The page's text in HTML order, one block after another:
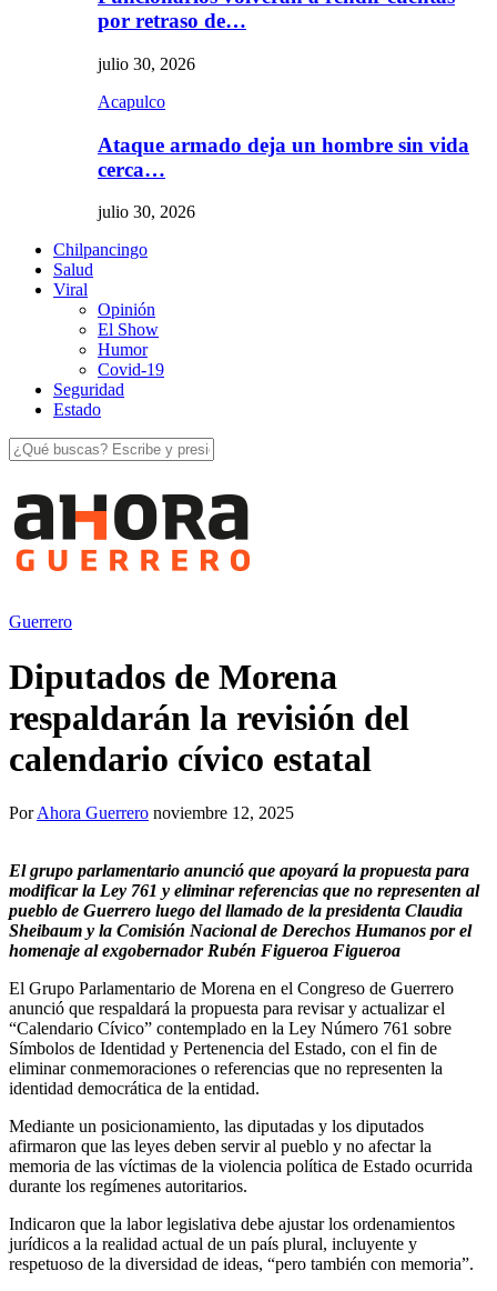
por retraso de…
julio 30, 2026
Acapulco
Ataque armado deja un hombre sin vida
cerca…
julio 30, 2026
Chilpancingo
Salud
Viral
Opinión
El Show
Humor
Covid-19
Seguridad
Estado
Guerrero
Diputados de Morena
respaldarán la revisión del
calendario cívico estatal
PorAhora Guerrero noviembre 12, 2025
El grupo parlamentario anunció que apoyará la propuesta para
modificar la Ley 761 y eliminar referencias que no representen al
pueblo de Guerrero luego del llamado de la presidenta Claudia
Sheibaum y la Comisión Nacional de Derechos Humanos por el
homenaje al exgobernador Rubén Figueroa Figueroa
El Grupo Parlamentario de Morena en el Congreso de Guerrero
anunció que respaldará la propuesta para revisar y actualizar el
“Calendario Cívico” contemplado en la Ley Número 761 sobre
Símbolos de Identidad y Pertenencia del Estado, con el fin de
eliminar conmemoraciones o referencias que no representen la
identidad democrática de la entidad.
Mediante un posicionamiento, las diputadas y los diputados
afirmaron que las leyes deben servir al pueblo y no afectar la
memoria de las víctimas de la violencia política de Estado ocurrida
durante los regímenes autoritarios.
Indicaron que la labor legislativa debe ajustar los ordenamientos
jurídicos a la realidad actual de un país plural, incluyente y
respetuoso de la diversidad de ideas, “pero también con memoria”.